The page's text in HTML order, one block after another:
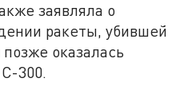
заявляла о
ракеты, убившей
оказалась
300.